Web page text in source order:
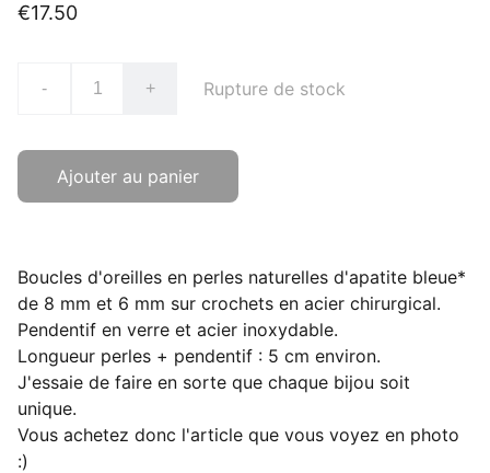
€17.50
- + Rupture de stock
Ajouter au panier
Boucles d'oreilles en perles naturelles d'apatite bleue*
de 8 mm et 6 mm sur crochets en acier chirurgical.
Pendentif en verre et acier inoxydable.
Longueur perles + pendentif : 5 cm environ.
J'essaie de faire en sorte que chaque bijou soit
unique.
Vous achetez donc l'article que vous voyez en photo
:)